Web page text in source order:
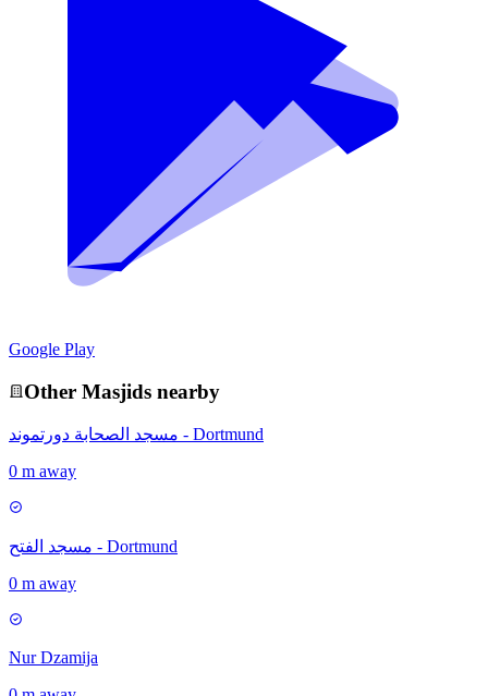
Google Play
Other Masjids nearby
مسجد الصحابة دورتموند - Dortmund
0 m away
مسجد الفتح - Dortmund
0 m away
Nur Dzamija